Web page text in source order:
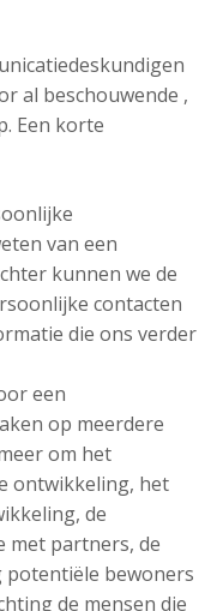
al beschouwende ,
Een korte
van een
kunnen we de
contacten
die ons verder
een
op meerdere
om het
ontwikkeling, het
de
met partners, de
bewoners
de mensen die